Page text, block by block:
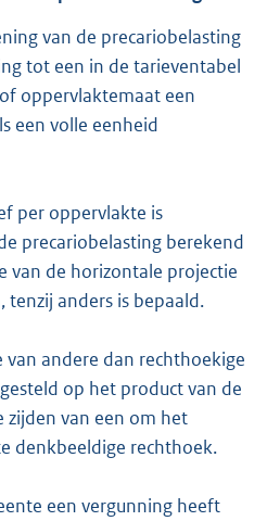
van de precariobelasting
tot een in de tarieventabel
oppervlaktemaat een
een volle eenheid
per oppervlakte is
precariobelasting berekend
van de horizontale projectie
tenzij anders is bepaald.
van andere dan rechthoekige
op het product van de
zijden van een om het
denkbeeldige rechthoek.
een vergunning heeft